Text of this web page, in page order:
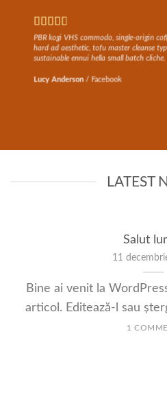
PBR kogi VHS commodo, single-origin
hard ad aesthetic, tofu master cleanse
sustainable ennui hella small batch cliche.
Lucy Anderson / Facebook
LATEST
Salut
11
Bine ai venit la
articol. Editează-l sau
1